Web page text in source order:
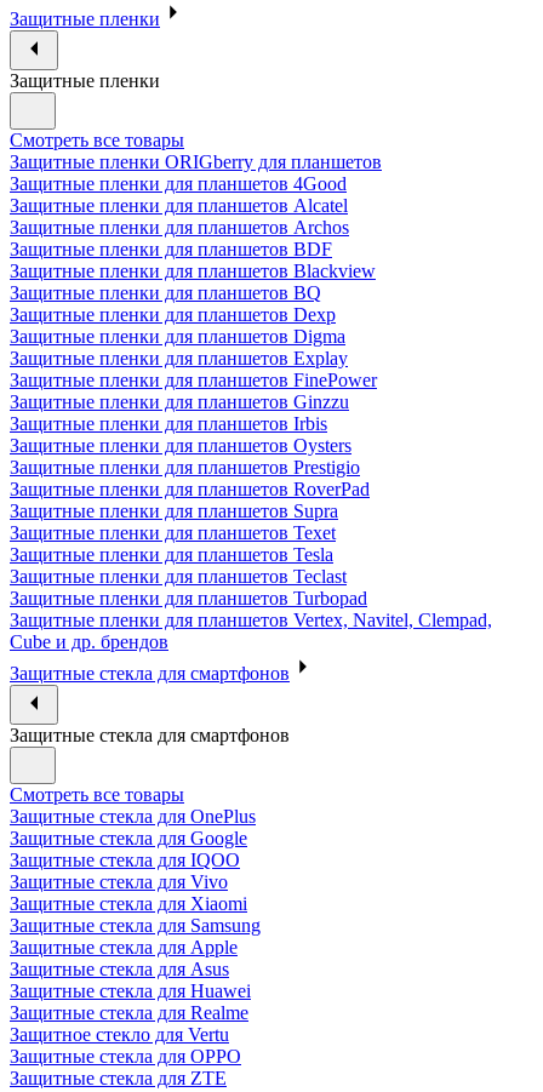
Защитные пленки
Защитные пленки
Смотреть все товары
Защитные пленки ORIGberry для планшетов
Защитные пленки для планшетов 4Good
Защитные пленки для планшетов Alcatel
Защитные пленки для планшетов Archos
Защитные пленки для планшетов BDF
Защитные пленки для планшетов Blackview
Защитные пленки для планшетов BQ
Защитные пленки для планшетов Dexp
Защитные пленки для планшетов Digma
Защитные пленки для планшетов Explay
Защитные пленки для планшетов FinePower
Защитные пленки для планшетов Ginzzu
Защитные пленки для планшетов Irbis
Защитные пленки для планшетов Oysters
Защитные пленки для планшетов Prestigio
Защитные пленки для планшетов RoverPad
Защитные пленки для планшетов Supra
Защитные пленки для планшетов Texet
Защитные пленки для планшетов Tesla
Защитные пленки для планшетов Teclast
Защитные пленки для планшетов Turbopad
Защитные пленки для планшетов Vertex, Navitel, Clempad,
Cube и др. брендов
Защитные стекла для смартфонов
Защитные стекла для смартфонов
Смотреть все товары
Защитные стекла для OnePlus
Защитные стекла для Google
Защитные стекла для IQOO
Защитные стекла для Vivo
Защитные стекла для Xiaomi
Защитные стекла для Samsung
Защитные стекла для Apple
Защитные стекла для Asus
Защитные стекла для Huawei
Защитные стекла для Realme
Защитное стекло для Vertu
Защитные стекла для OPPO
Защитные стекла для ZTE